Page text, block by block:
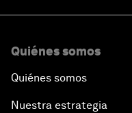
Quiénes somos
Quiénes somos
Nuestra estrategia